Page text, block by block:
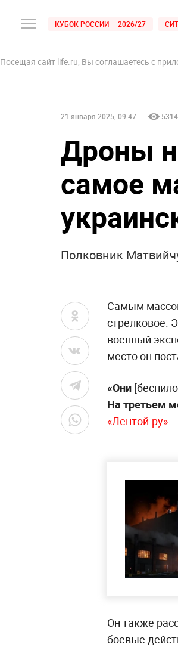
КУБОК РОССИИ — 2026/27
Посещая сайт life.ru, Вы соглашаетесь с
21 января 2025, 09:47 5314
Дроны
самое
Полковник
Самым
стрелковое.
военный
место он
«Они
На третьем
«Лентой.ру».
Он также
боевые